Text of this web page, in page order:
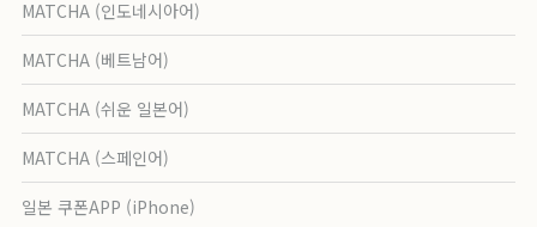
MATCHA (인도네시아어)
MATCHA (베트남어)
MATCHA (쉬운 일본어)
MATCHA (스페인어)
일본 쿠폰APP (iPhone)